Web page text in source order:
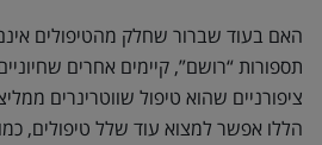
האם בעוד שברור שחלק מהטיפולים
תספורות “רושם”, קיימים אחרים
ציפורניים שהוא טיפול שווטרינרים
הללו אפשר למצוא עוד שלל טיפולים,